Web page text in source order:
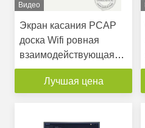
Видео
Экран касания PCAP
доска Wifi ровная
взаимодействующая
Lcd 10 пунктов умная
поддерживает
Лучшая цена